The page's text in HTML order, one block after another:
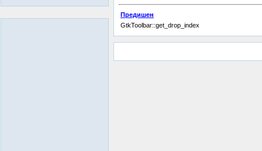
Предишен
GtkToolbar::get_drop_index